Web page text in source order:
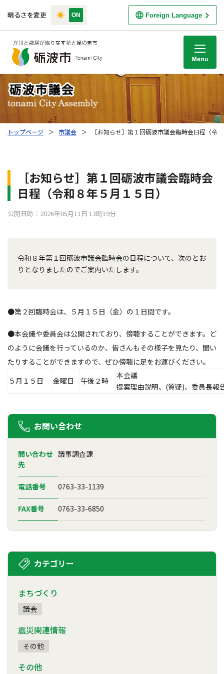
明るさを変更 Foreign Language
トップページ ＞ 市議会 ＞ ［お知らせ］第１回砺波市議会臨時会日程（令
［お知らせ］第１回砺波市議会臨時会
日程（令和８年５月１５日）
公開日時：2026年05月11日 13時19分
令和８年第１回砺波市議会臨時会の日程について、次のとお
りとなりましたのでご案内いたします。
●第２回臨時会は、５月１５日（金）の１日間です。
●本会議や委員会は公開されており、傍聴することができます。ど
のように会議を行っているのか、皆さんもその様子を見たり、聞い
たりすることができますので、ぜひ傍聴に足をお運びください。
５月１５日
金曜日 午後２時
本会議
提案理由説明、(質疑)、委員長報
お問い合わせ
問い合わせ
先
議事調査課
電話番号 0763-33-1139
FAX番号 0763-33-6850
カテゴリー
まちづくり
議会
震災関連情報
その他
その他